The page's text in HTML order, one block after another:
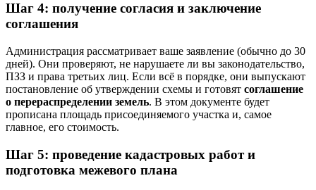
Шаг 4: получение согласия и заключение
соглашения
Администрация рассматривает ваше заявление (обычно до 30
дней). Они проверяют, не нарушаете ли вы законодательство,
ПЗЗ и права третьих лиц. Если всё в порядке, они выпускают
постановление об утверждении схемы и готовят соглашение
о перераспределении земель. В этом документе будет
прописана площадь присоединяемого участка и, самое
главное, его стоимость.
Шаг 5: проведение кадастровых работ и
подготовка межевого плана